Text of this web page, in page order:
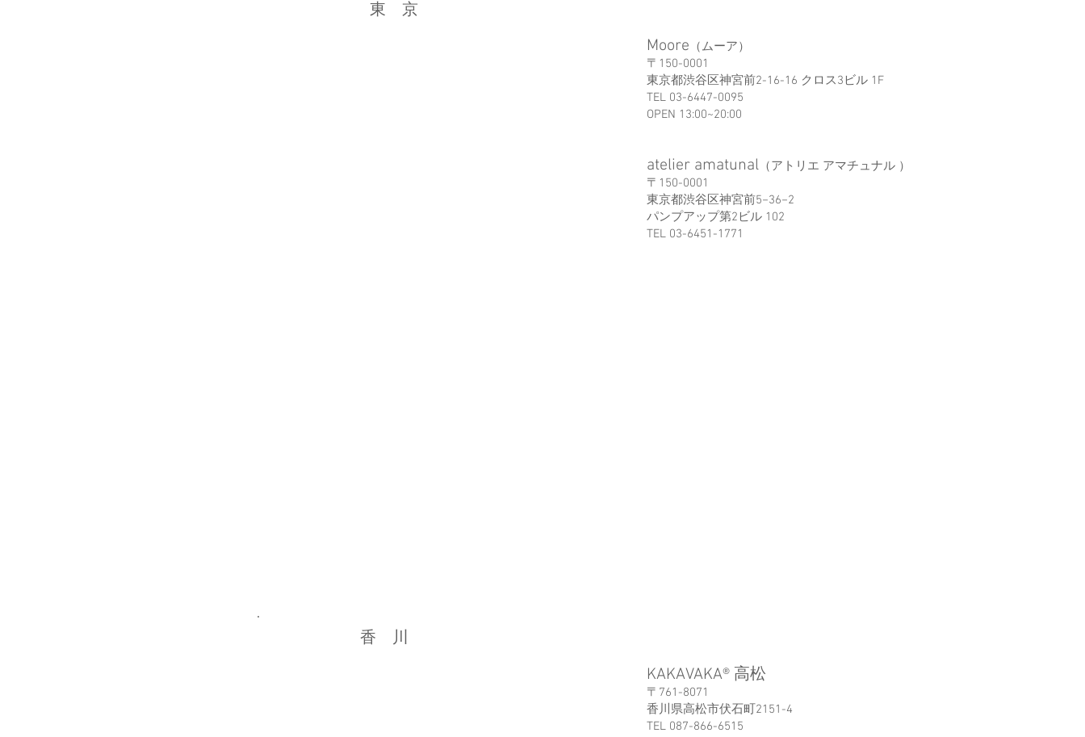
東 京
​香 川
Moore （ムーア）
〒150-0001
東京都渋谷区神宮前2-16-16 クロス3ビル 1F
TEL 03-6447-0095
OPEN 13:00~20:00
atelier amatunal （アトリエ アマチュナル ）
〒150-0001
東京都渋谷区神宮前5−36−2
パンプアップ第2ビル 102
TEL 03-6451-1771
KAKAVAKA®︎ 高松
〒761-8071
香川県高松市伏石町2151-4
TEL 087-866-6515